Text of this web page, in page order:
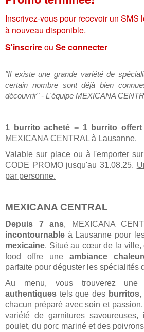
Inscrivez-vous pour recevoir un SMS
à nouveau disponible.
S'inscrireou Se connecter
"Il existe une grande variété de
certain nombre sont déjà bien
découvrir" - L'équipe MEXICANA
1 burrito acheté = 1 burrito offert
MEXICANA CENTRAL à Lausanne.
Valable sur place ou à l'emporter
CODE PROMO jusqu'au 31.08.25.
par personne.
MEXICANA CENTRAL
Depuis 7 ans, MEXICANA
incontournable à Lausanne pour
mexicaine. Situé au cœur de la ville,
food offre une ambiance
parfaite pour déguster les spécialités
Au menu, vous trouverez
authentiques tels que des burritos,
chacun préparé avec soin et
variété de garnitures
poulet, du porc mariné et des